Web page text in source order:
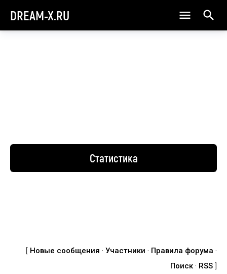
DREAM-X.RU
Статистика
[ Новые сообщения · Участники · Правила форума ·
Поиск · RSS ]